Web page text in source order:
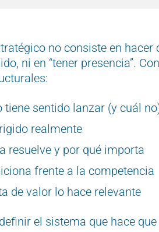
no consiste en hacer
ni en “tener presencia”.
tiene sentido lanzar (y cuál
realmente
resuelve y por qué importa
frente a la competencia
de valor lo hace relevante
el sistema que hace